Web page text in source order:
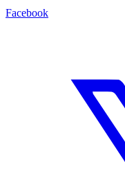
Facebook